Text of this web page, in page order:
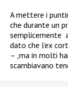
A mettere i
che durante un
semplicemente
dato che l’ex
– ,ma in molti
scambiavano